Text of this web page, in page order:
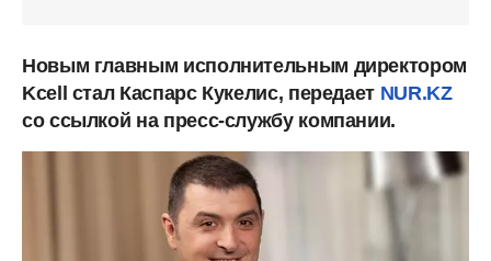
Новым главным исполнительным директором
Kcell стал Каспарс Кукелис, передает NUR.KZ
со ссылкой на пресс-службу компании.